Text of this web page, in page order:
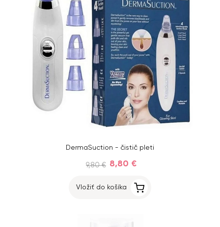
DermaSuction - čistič pleti
9,80 € 8,80 €
Vložiť do košíka